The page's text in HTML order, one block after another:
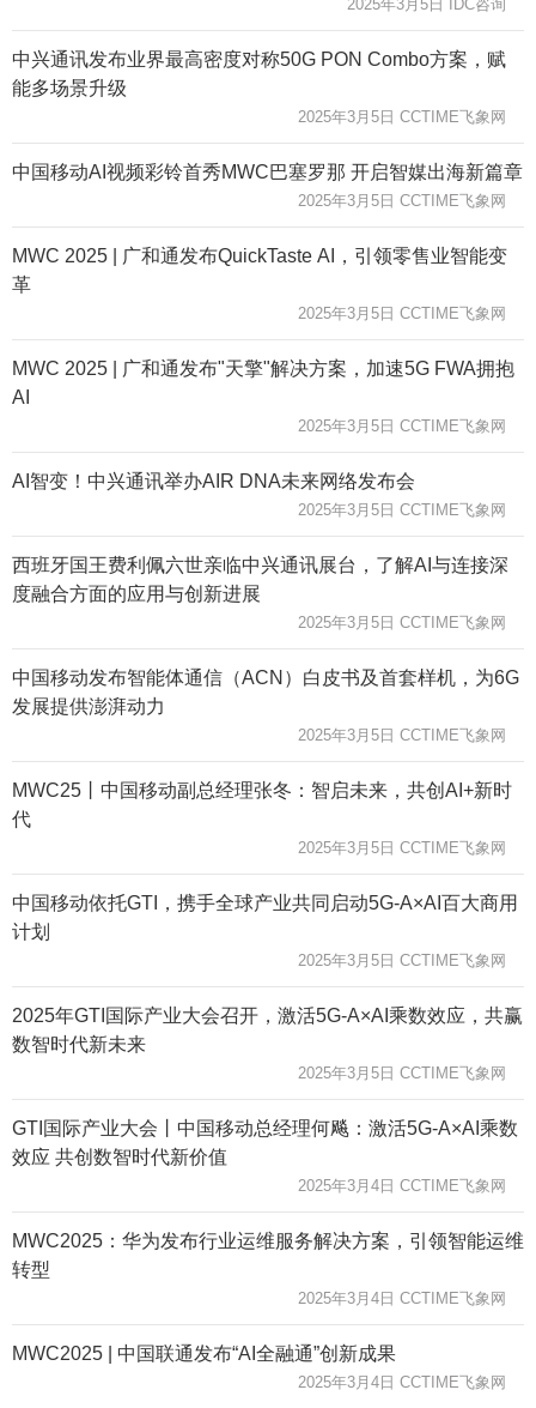
2025年3月5日 IDC咨询
中兴通讯发布业界最高密度对称50G PON Combo方案，赋
能多场景升级
2025年3月5日 CCTIME飞象网
中国移动AI视频彩铃首秀MWC巴塞罗那 开启智媒出海新篇章
2025年3月5日 CCTIME飞象网
MWC 2025 | 广和通发布QuickTaste AI，引领零售业智能变
革
2025年3月5日 CCTIME飞象网
MWC 2025 | 广和通发布"天擎"解决方案，加速5G FWA拥抱
AI
2025年3月5日 CCTIME飞象网
AI智变！中兴通讯举办AIR DNA未来网络发布会
2025年3月5日 CCTIME飞象网
西班牙国王费利佩六世亲临中兴通讯展台，了解AI与连接深
度融合方面的应用与创新进展
2025年3月5日 CCTIME飞象网
中国移动发布智能体通信（ACN）白皮书及首套样机，为6G
发展提供澎湃动力
2025年3月5日 CCTIME飞象网
MWC25丨中国移动副总经理张冬：智启未来，共创AI+新时
代
2025年3月5日 CCTIME飞象网
中国移动依托GTI，携手全球产业共同启动5G-A×AI百大商用
计划
2025年3月5日 CCTIME飞象网
2025年GTI国际产业大会召开，激活5G-A×AI乘数效应，共赢
数智时代新未来
2025年3月5日 CCTIME飞象网
GTI国际产业大会丨中国移动总经理何飚：激活5G-A×AI乘数
效应 共创数智时代新价值
2025年3月4日 CCTIME飞象网
MWC2025：华为发布行业运维服务解决方案，引领智能运维
转型
2025年3月4日 CCTIME飞象网
MWC2025 | 中国联通发布“AI全融通”创新成果
2025年3月4日 CCTIME飞象网